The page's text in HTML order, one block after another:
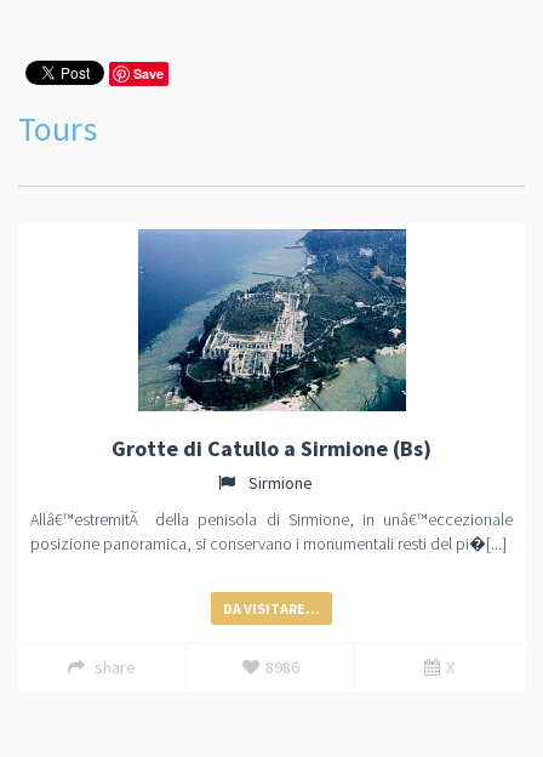
Save
Tours
Grotte di Catullo a Sirmione (Bs)
Sirmione
Allâ€™estremitÃ della penisola di Sirmione, in unâ€™eccezionale
posizione panoramica, si conservano i monumentali resti del pi�[...]
DA VISITARE...
share 8986 X